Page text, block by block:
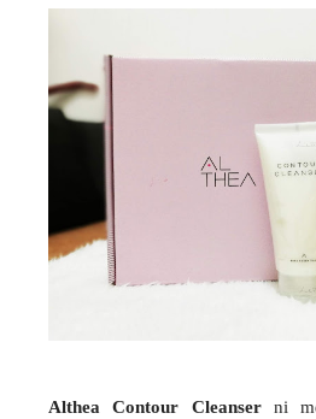
Althea Contour Cleanserni